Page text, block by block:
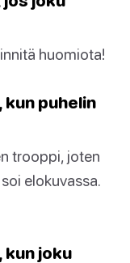
huomiota!
kun puhelin
trooppi, joten
elokuvassa.
kun joku